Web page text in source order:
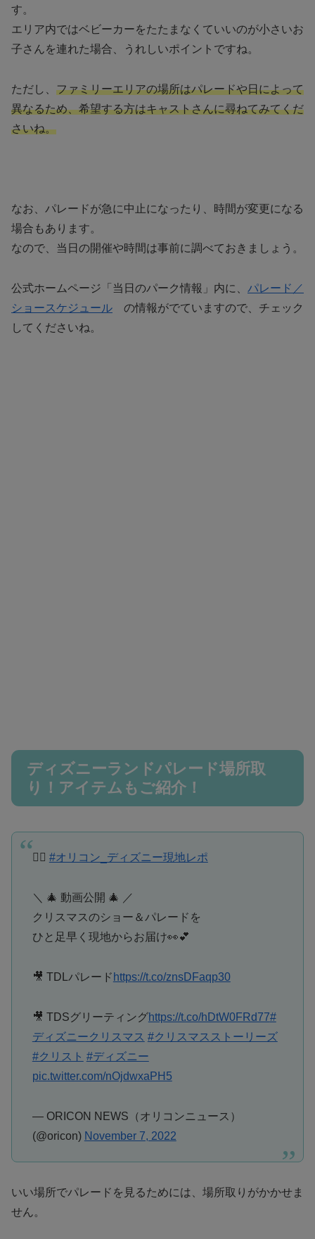
す。
エリア内ではベビーカーをたたまなくていいのが小さいお
子さんを連れた場合、うれしいポイントですね。
ただし、 ファミリーエリアの場所はパレードや日によって
異なるため、希望する方はキャストさんに尋ねてみてくだ
さいね。
なお、パレードが急に中止になったり、時間が変更になる
場合もあります。
なので、当日の開催や時間は事前に調べておきましょう。
公式ホームページ「当日のパーク情報」内に、 パレード／
ショースケジュール の情報がでていますので、チェック
してくださいね。
ディズニーランドパレード場所取
り！アイテムもご紹介！
✍🏻 #オリコン_ディズニー現地レポ
＼ 🎄 動画公開 🎄 ／
クリスマスのショー＆パレードを
ひと足早く現地からお届け👀💕
🎥 TDLパレード https://t.co/znsDFaqp30
🎥 TDSグリーティングhttps://t.co/hDtW0FRd77#
ディズニークリスマス #クリスマスストーリーズ
#クリスト #ディズニー
pic.twitter.com/nOjdwxaPH5
— ORICON NEWS（オリコンニュース）
(@oricon) November 7, 2022
いい場所でパレードを見るためには、場所取りがかかせま
せん。